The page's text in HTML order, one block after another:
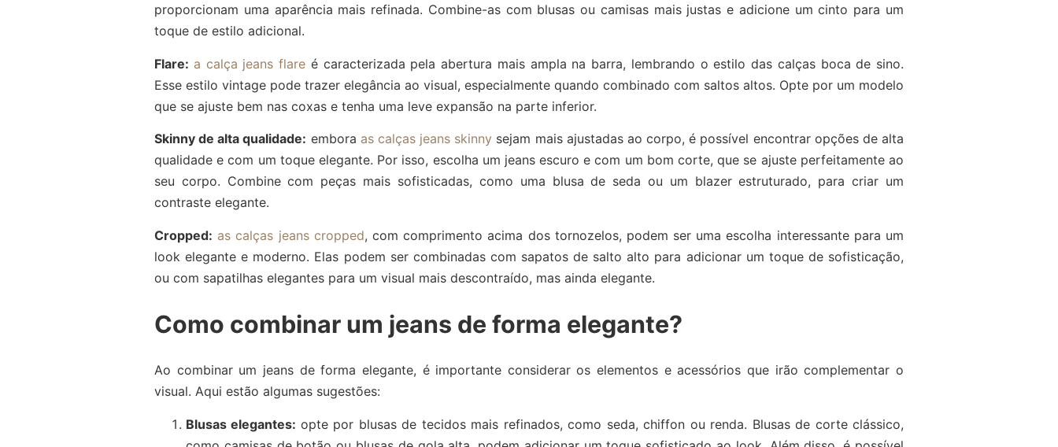
proporcionam uma aparência mais refinada. Combine-as com blusas ou camisas mais justas e adicione um cinto para um
toque de estilo adicional.
Flare: a calça jeans flare é caracterizada pela abertura mais ampla na barra, lembrando o estilo das calças boca de sino.
Esse estilo vintage pode trazer elegância ao visual, especialmente quando combinado com saltos altos. Opte por um modelo
que se ajuste bem nas coxas e tenha uma leve expansão na parte inferior.
Skinny de alta qualidade: embora as calças jeans skinny sejam mais ajustadas ao corpo, é possível encontrar opções de alta
qualidade e com um toque elegante. Por isso, escolha um jeans escuro e com um bom corte, que se ajuste perfeitamente ao
seu corpo. Combine com peças mais sofisticadas, como uma blusa de seda ou um blazer estruturado, para criar um
contraste elegante.
Cropped: as calças jeans cropped, com comprimento acima dos tornozelos, podem ser uma escolha interessante para um
look elegante e moderno. Elas podem ser combinadas com sapatos de salto alto para adicionar um toque de sofisticação,
ou com sapatilhas elegantes para um visual mais descontraído, mas ainda elegante.
Como combinar um jeans de forma elegante?
Ao combinar um jeans de forma elegante, é importante considerar os elementos e acessórios que irão complementar o
visual. Aqui estão algumas sugestões:
Blusas elegantes: opte por blusas de tecidos mais refinados, como seda, chiffon ou renda. Blusas de corte clássico,